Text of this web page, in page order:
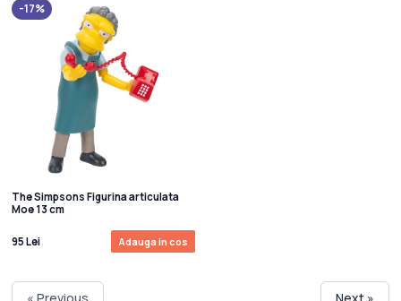
-17%
The Simpsons Figurina articulata
Moe 13 cm
95 Lei Adauga in cos